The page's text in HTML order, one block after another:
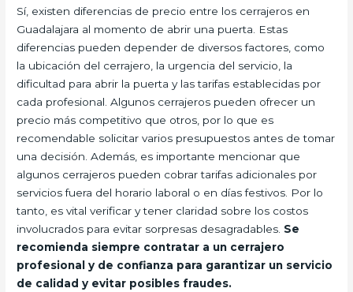
Sí, existen diferencias de precio entre los cerrajeros en
Guadalajara al momento de abrir una puerta. Estas
diferencias pueden depender de diversos factores, como
la ubicación del cerrajero, la urgencia del servicio, la
dificultad para abrir la puerta y las tarifas establecidas por
cada profesional. Algunos cerrajeros pueden ofrecer un
precio más competitivo que otros, por lo que es
recomendable solicitar varios presupuestos antes de tomar
una decisión. Además, es importante mencionar que
algunos cerrajeros pueden cobrar tarifas adicionales por
servicios fuera del horario laboral o en días festivos. Por lo
tanto, es vital verificar y tener claridad sobre los costos
involucrados para evitar sorpresas desagradables. Se
recomienda siempre contratar a un cerrajero
profesional y de confianza para garantizar un servicio
de calidad y evitar posibles fraudes.